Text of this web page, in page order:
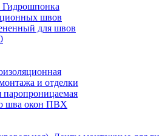
швов
для швов
и отделки
паропроницаемая
шва окон ПВХ